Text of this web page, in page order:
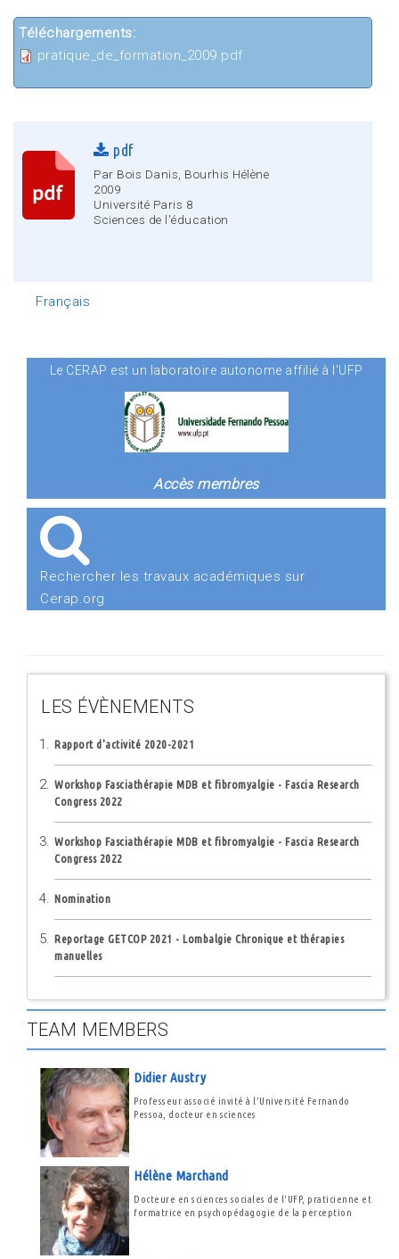
Téléchargements:
pratique_de_formation_2009.pdf
pdf
Par Bois Danis, Bourhis Hélène
2009
Université Paris 8
Sciences de l'éducation
Français
Le CERAP est un laboratoire autonome affilié à l'UFP
Accès membres
Rechercher les travaux académiques sur
Cerap.org
LES ÉVÈNEMENTS
Rapport d'activité 2020-2021
Workshop Fasciathérapie MDB et fibromyalgie - Fascia Research
Congress 2022
Workshop Fasciathérapie MDB et fibromyalgie - Fascia Research
Congress 2022
Nomination
Reportage GETCOP 2021 - Lombalgie Chronique et thérapies
manuelles
TEAM MEMBERS
Didier Austry
Professeur associé invité à l’Université Fernando
Pessoa, docteur en sciences
Hélène Marchand
Docteure en sciences sociales de l'UFP, praticienne et
formatrice en psychopédagogie de la perception